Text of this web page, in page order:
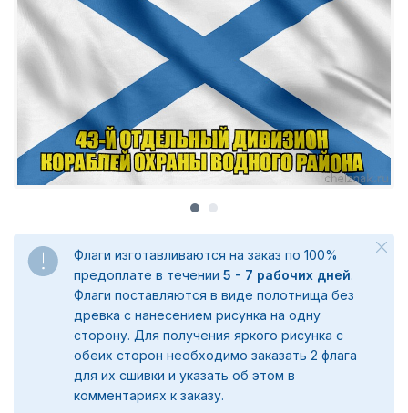
Флаги изготавливаются на заказ по 100%
предоплате в течении 5 - 7 рабочих дней.
Флаги поставляются в виде полотнища без
древка с нанесением рисунка на одну
сторону. Для получения яркого рисунка с
обеих сторон необходимо заказать 2 флага
для их сшивки и указать об этом в
комментариях к заказу.